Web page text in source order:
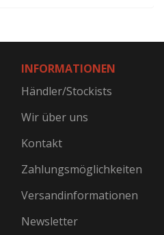
INFORMATIONEN
Händler/Stockists
Wir über uns
Kontakt
Zahlungsmöglichkeiten
Versandinformationen
Newsletter